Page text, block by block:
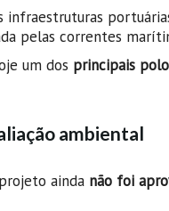
infraestruturas
pelas correntes
um dos principais
ambiental
ainda não foi